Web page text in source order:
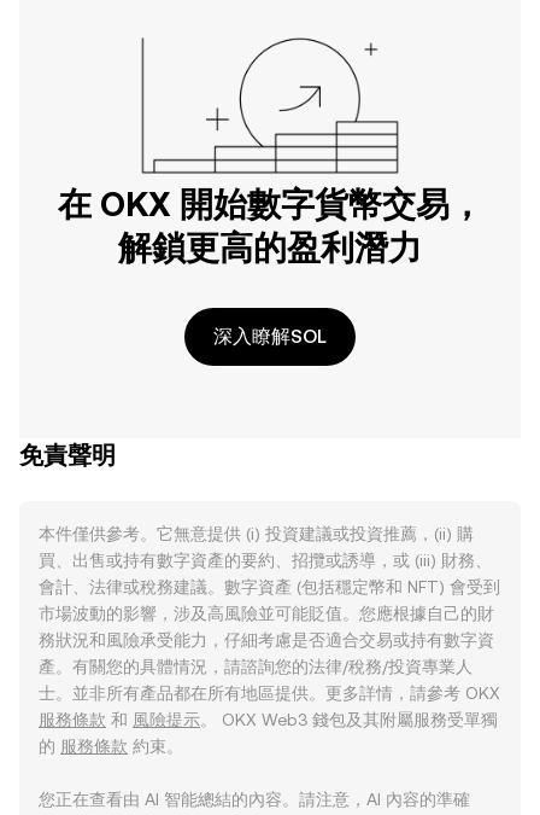
在 OKX 開始數字貨幣交易，
解鎖更高的盈利潛力
深入瞭解SOL
免責聲明
本件僅供參考。它無意提供 (i) 投資建議或投資推薦，(ii) 購
買、出售或持有數字資產的要約、招攬或誘導，或 (iii) 財務、
會計、法律或稅務建議。數字資產 (包括穩定幣和 NFT) 會受到
市場波動的影響，涉及高風險並可能貶值。您應根據自己的財
務狀況和風險承受能力，仔細考慮是否適合交易或持有數字資
產。有關您的具體情況，請諮詢您的法律/稅務/投資專業人
士。並非所有產品都在所有地區提供。更多詳情，請參考 OKX
服務條款 和 風險提示。 OKX Web3 錢包及其附屬服務受單獨
的 服務條款 約束。
您正在查看由 AI 智能總結的內容。請注意，AI 內容的準確